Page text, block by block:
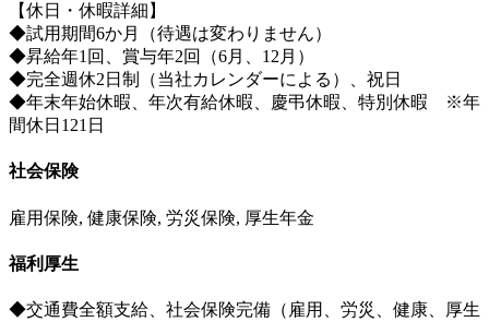
【休日・休暇詳細】
◆試用期間6か月（待遇は変わりません）
◆昇給年1回、賞与年2回（6月、12月）
◆完全週休2日制（当社カレンダーによる）、祝日
◆年末年始休暇、年次有給休暇、慶弔休暇、特別休暇 ※年
間休日121日
社会保険
雇用保険, 健康保険, 労災保険, 厚生年金
福利厚生
◆交通費全額支給、社会保険完備（雇用、労災、健康、厚生